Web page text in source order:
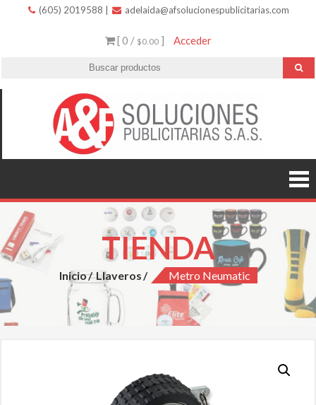
(605) 2019588 adelaida@afsolucionespublicitarias.com
[ 0 / $0.00] Acceder
TIENDA
Inicio Llaveros Metro Neumatic